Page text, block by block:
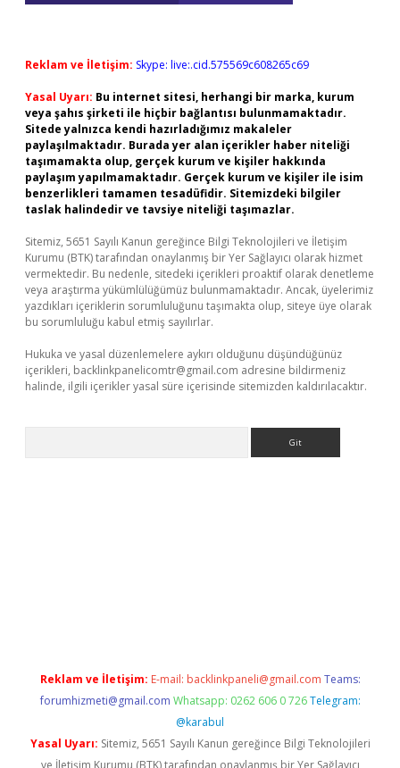
Reklam ve İletişim: Skype: live:.cid.575569c608265c69
Yasal Uyarı: Bu internet sitesi, herhangi bir marka, kurum
veya şahıs şirketi ile hiçbir bağlantısı bulunmamaktadır.
Sitede yalnızca kendi hazırladığımız makaleler
paylaşılmaktadır. Burada yer alan içerikler haber niteliği
taşımamakta olup, gerçek kurum ve kişiler hakkında
paylaşım yapılmamaktadır. Gerçek kurum ve kişiler ile isim
benzerlikleri tamamen tesadüfidir. Sitemizdeki bilgiler
taslak halindedir ve tavsiye niteliği taşımazlar.
Sitemiz, 5651 Sayılı Kanun gereğince Bilgi Teknolojileri ve İletişim
Kurumu (BTK) tarafından onaylanmış bir Yer Sağlayıcı olarak hizmet
vermektedir. Bu nedenle, sitedeki içerikleri proaktif olarak denetleme
veya araştırma yükümlülüğümüz bulunmamaktadır. Ancak, üyelerimiz
yazdıkları içeriklerin sorumluluğunu taşımakta olup, siteye üye olarak
bu sorumluluğu kabul etmiş sayılırlar.
Hukuka ve yasal düzenlemelere aykırı olduğunu düşündüğünüz
içerikleri, backlinkpanelicomtr@gmail.com adresine bildirmeniz
halinde, ilgili içerikler yasal süre içerisinde sitemizden kaldırılacaktır.
Reklam ve İletişim: E-mail: backlinkpaneli@gmail.com Teams:
forumhizmeti@gmail.com Whatsapp: 0262 606 0 726 Telegram:
@karabul
Yasal Uyarı: Sitemiz, 5651 Sayılı Kanun gereğince Bilgi Teknolojileri
ve İletişim Kurumu (BTK) tarafından onaylanmış bir Yer Sağlayıcı